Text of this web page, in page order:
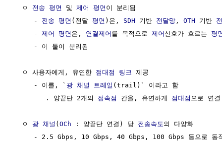
  ㅇ
전송 평면 및 제어 평면 이 분리됨
     -
전송 평면 (전달 평면 )은, SDH 기반 전달망 , OTH 기반
     -
제어 평면 은, 연결제어 를 목적으로 제어신호가 흐르는 평
     - 이 둘이 분리됨
  ㅇ 사용자에게, 유연한
점대점 링크
제공
     - 이를, `
광 채널 트레일 (trail)` 이라고 함
        . 양끝단 2개의
접속점 간을, 유연하게 점대점 으로 연
  ㅇ
광 채널 (OCh : 양끝단 연결) 당 전송속도 의 다양화
- 2.5 Gbps, 10 Gbps, 40 Gbps, 100 Gbps 등으로 동